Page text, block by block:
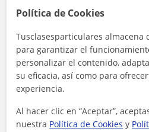
Tarifa
1ª clase gratis
Política de Cookies
Tusclasesparticulares almacena
para garantizar el
personalizar el contenido,
su eficacia, así como para
experiencia.
Al hacer clic en “Aceptar”,
nuestra Política de Cookies y